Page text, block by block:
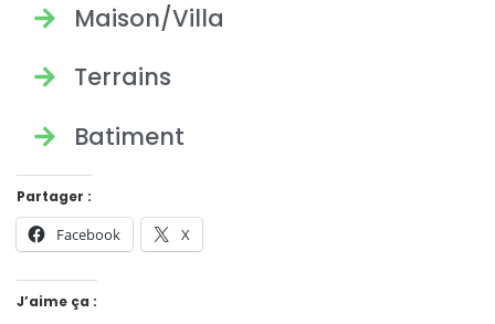
Maison/Villa
Terrains
Batiment
Partager :
Facebook X
J’aime ça :